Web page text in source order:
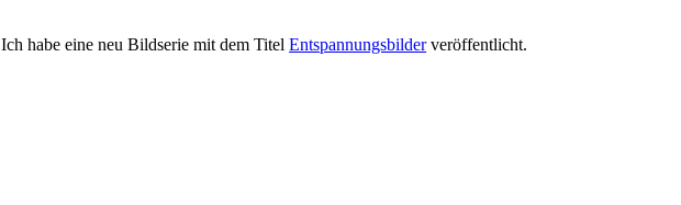
Ich habe eine neu Bildserie mit dem TitelEntspannungsbilderveröffentlicht.